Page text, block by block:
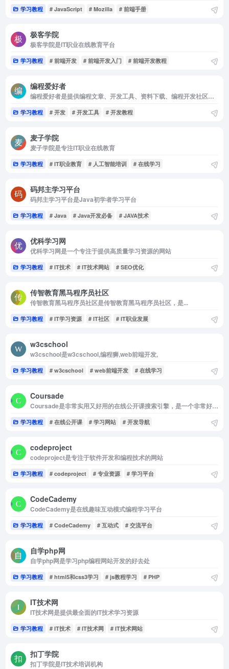
学习教程 # JavaScript # Mozilla # 前端手册
极客学院
极客学院是IT职业在线教育平台
学习教程 # 前端开发 # 前端开发入门 # 前端开发教程
编程爱好者
编程爱好者是提供编程文章、开发工具、资料下载、编程开发社区、博客等多个栏目
学习教程 # 开发 # 开发工具 # 开发教程
麦子学院
麦子学院是专注IT职业在线教育
学习教程 # IT职业教育 # 人工智能培训 # 在线学习
码邦主学习平台
码邦主学习平台是Java初学者学习平台
学习教程 # Java # Java开发必备 # JAVA技术
优科学习网
优科学习网是一个专注于提供高质量学习资源的网站
学习教程 # IT技术 # IT技术网站 # SEO优化
传智教育黑马程序员社区
传智教育黑马程序员社区是传智教育黑马程序员社区，是...
学习教程 # IT学习资源 # IT社区 # IT职业发展
w3cschool
w3cschool是w3cschool,编程狮,web前端开发,
学习教程 # w3cschool # web前端开发 # 在线学习
Coursade
Coursade是非常实用又好用的在线公开课搜索引擎，是一个非常好用的学习网站
学习教程 # 在线公开课 # 学习网站 # 开发导航
codeproject
codeproject是专注于软件开发和编程技术的网站
学习教程 # codeproject # 专业资源 # 学习平台
CodeCademy
CodeCademy是在线趣味互动模式编程学习平台
学习教程 # CodeCademy # 互动式 # 交流平台
自学php网
自学php网是学习php编程网站开发的好去处
学习教程 # html5和css3学习 # js教程学习 # PHP
IT技术网
IT技术网是提供最全面的IT技术学习资源
学习教程 # IT技术 # IT技术网 # IT技术网站
扣丁学院
扣丁学院是IT技术培训机构